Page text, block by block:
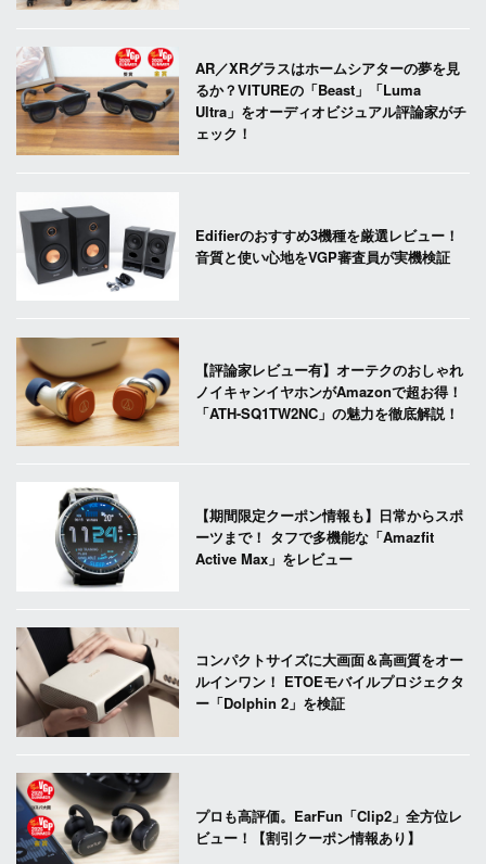
AR／XRグラスはホームシアターの夢を見
るか？VITUREの「Beast」「Luma
Ultra」をオーディオビジュアル評論家がチ
ェック！
Edifierのおすすめ3機種を厳選レビュー！
音質と使い心地をVGP審査員が実機検証
【評論家レビュー有】オーテクのおしゃれ
ノイキャンイヤホンがAmazonで超お得！
「ATH-SQ1TW2NC」の魅力を徹底解説！
【期間限定クーポン情報も】日常からスポ
ーツまで！ タフで多機能な「Amazfit
Active Max」をレビュー
コンパクトサイズに大画面＆高画質をオー
ルインワン！ ETOEモバイルプロジェクタ
ー「Dolphin 2」を検証
プロも高評価。EarFun「Clip2」全方位レ
ビュー！【割引クーポン情報あり】